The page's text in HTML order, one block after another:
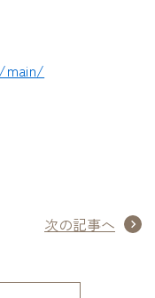
main/
次の記事へ